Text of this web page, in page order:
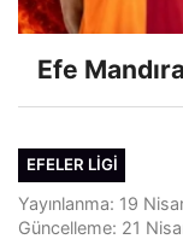
Efe
EFELER LIGI
Yayınlanma: 19
Güncelleme: 21